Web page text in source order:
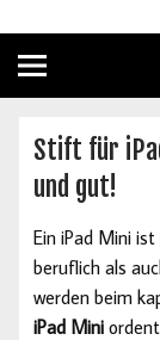
Stift für
und gut!
Ein iPad Mini
beruflich als
werden beim
iPad Mini